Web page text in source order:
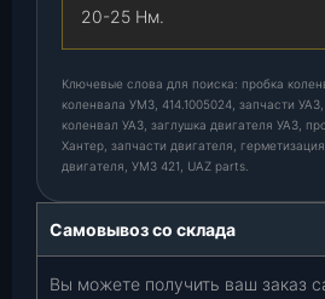
20-25 Нм.
Ключевые слова для поиска: пробка
коленвала УМЗ, 414.1005024, запчасти
коленвал УАЗ, заглушка двигателя УАЗ,
Хантер, запчасти двигателя,
двигателя, УМЗ 421, UAZ parts.
Самовывоз со склада
Вы можете получить ваш заказ